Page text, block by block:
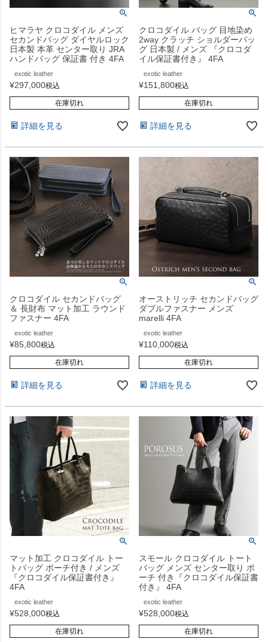
ヒマラヤ クロコダイル メンズ
セカンドバッグ ダイヤルロック
日本製 本革 センター取り JRA
ハンドバッグ 保証書 付き 4FA
exotic leather
¥297,000税込
在庫切れ
詳細を見る
クロコダイル バッグ 目地染め
2way クラッチ ショルダーバッ
グ 日本製 / メンズ 『クロコダ
イル保証書付き』 4FA
exotic leather
¥151,800税込
在庫切れ
詳細を見る
クロコダイル セカンドバッグ
＆ 長財布 マット加工 ラウンド
ファスナー 4FA
exotic leather
¥85,800税込
在庫切れ
詳細を見る
オーストリッチ セカンドバッグ
ダブルファスナー メンズ
marelli 4FA
exotic leather
¥110,000税込
在庫切れ
詳細を見る
マット加工 クロコダイル トー
トバッグ ポーチ付き / メンズ
『クロコダイル保証書付き』
4FA
exotic leather
¥528,000税込
在庫切れ
スモール クロコダイル トート
バッグ メンズ センター取り ポ
ーチ 付き『クロコダイル保証書
付き』 4FA
exotic leather
¥528,000税込
在庫切れ